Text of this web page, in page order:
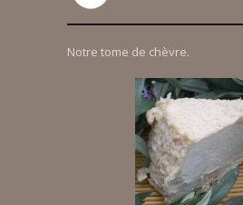
Notre tome de chèvre.